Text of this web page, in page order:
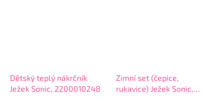
Dětský teplý nákrčník
Ježek Sonic, 2200010248
Zimní set (čepice,
rukavice) Ježek Sonic,